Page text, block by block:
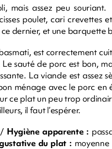
mais assez peu
poulet, cari crevettes
dernier, et une barquette
est correctement
sauté de porc est bon,
La viande est assez
ménage avec le porc
ce plat un peu trop
il faut l’espérer.
Hygiène apparente :
du plat :